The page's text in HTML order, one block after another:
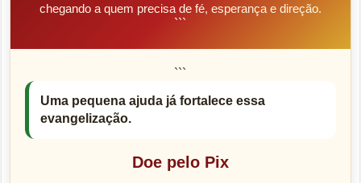
chegando a quem precisa de fé, esperança e direção.
```
```
Uma pequena ajuda já fortalece essa
evangelização.
Doe pelo Pix